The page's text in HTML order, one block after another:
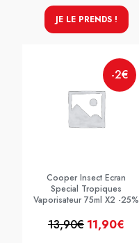
JE LE PRENDS !
-2€
Cooper Insect Ecran
Special Tropiques
Vaporisateur 75ml X2 -25%
13,90€ 11,90€